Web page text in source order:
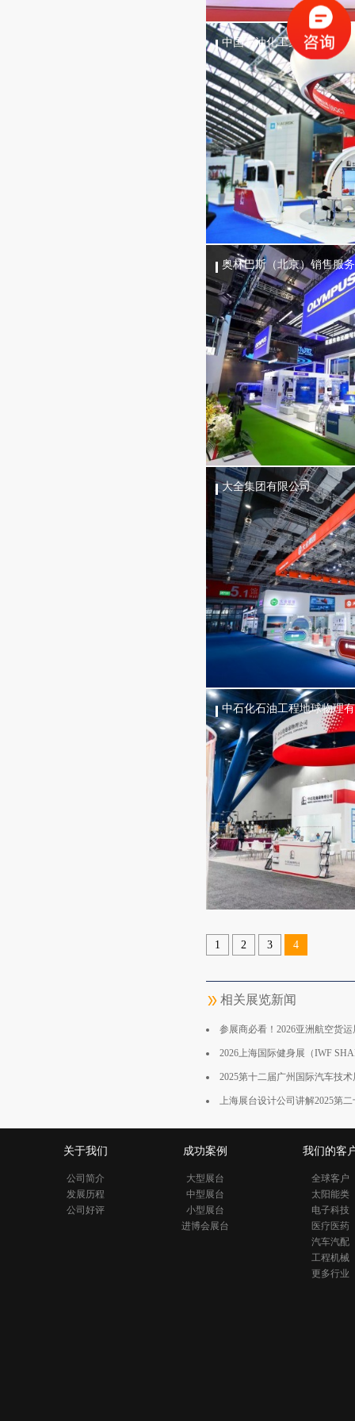
中国石油化工集团公司
奥林巴斯（北京）销售服
大全集团有限公司
中石化石油工程地球物理
1 2 3 4
相关展览新闻
参展商必看！2026亚洲航空货
2026上海国际健身展（IWF SHANGHAI 2026）展
2025第十二届广州国际汽车技
上海展台设计公司讲解2025第二
关于我们
公司简介
发展历程
公司好评
成功案例
大型展台
中型展台
小型展台
进博会展台
我们的客
全球客户
太阳能类
电子科技
医疗医药
汽车汽配
工程机械
更多行业